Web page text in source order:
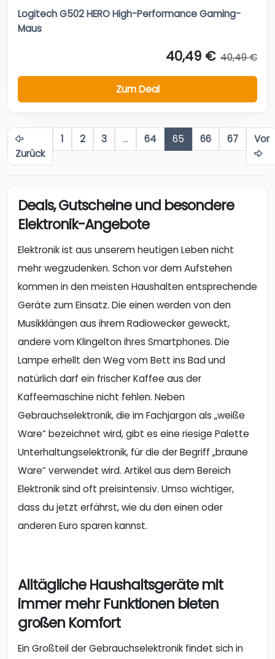
Logitech G502 HERO High-Performance Gaming-
Maus
40,49 € 40,49 €
Zum Deal
Zurück
1 2 3 … 64 65 66 67 Vor
Deals, Gutscheine und besondere
Elektronik-Angebote
Elektronik ist aus unserem heutigen Leben nicht
mehr wegzudenken. Schon vor dem Aufstehen
kommen in den meisten Haushalten entsprechende
Geräte zum Einsatz. Die einen werden von den
Musikklängen aus ihrem Radiowecker geweckt,
andere vom Klingelton ihres Smartphones. Die
Lampe erhellt den Weg vom Bett ins Bad und
natürlich darf ein frischer Kaffee aus der
Kaffeemaschine nicht fehlen. Neben
Gebrauchselektronik, die im Fachjargon als „weiße
Ware“ bezeichnet wird, gibt es eine riesige Palette
Unterhaltungselektronik, für die der Begriff „braune
Ware“ verwendet wird. Artikel aus dem Bereich
Elektronik sind oft preisintensiv. Umso wichtiger,
dass du jetzt erfährst, wie du den einen oder
anderen Euro sparen kannst.
Alltägliche Haushaltsgeräte mit
immer mehr Funktionen bieten
großen Komfort
Ein Großteil der Gebrauchselektronik findet sich in